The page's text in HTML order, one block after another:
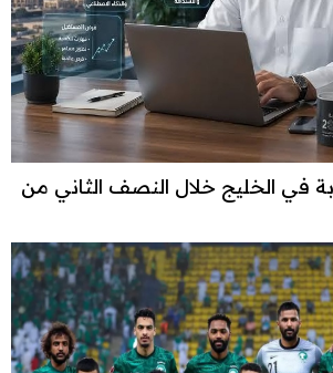
في الخليج خلال النصف الثاني من